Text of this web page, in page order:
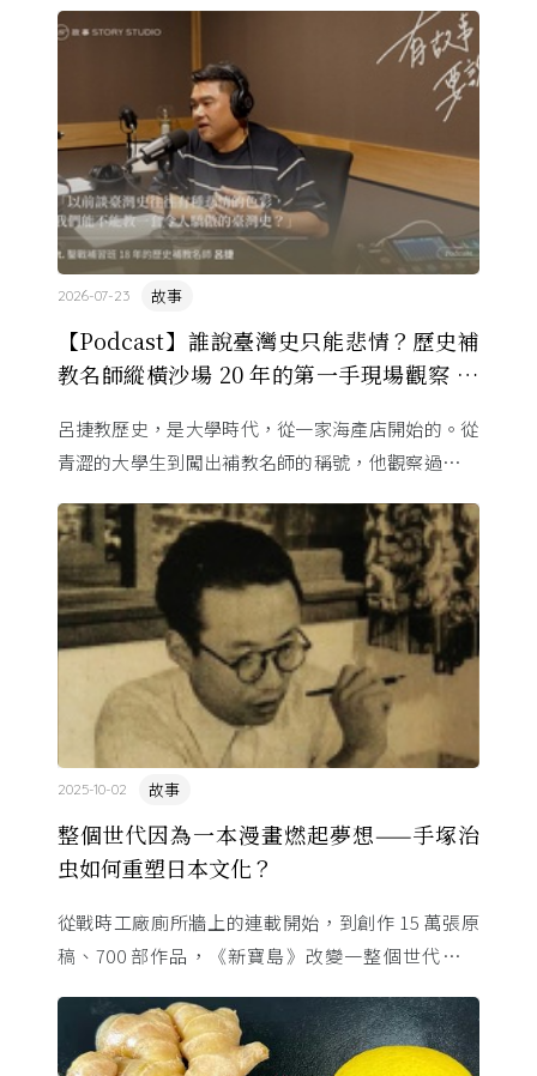
【Podcast】誰說臺灣史只能悲情？歷史補
教名師縱橫沙場 20 年的第一手現場觀察 ft.
故事
2026-07-23
呂捷教歷史，是大學時代，從一家海產店開始的。從
青澀的大學生到闖出補教名師的稱號，他觀察過幾十
裡幾乎沒有臺灣史，一路 ...
整個世代因為一本漫畫燃起夢想——手塚治
虫如何重塑日本文化？
故事
2025-10-02
從戰時工廠廁所牆上的連載開始，到創作 15 萬張原
稿、700 部作品，《新寶島》改變一整個世代的命
改寫日本的文化 ...